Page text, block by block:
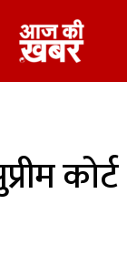
कोर्ट